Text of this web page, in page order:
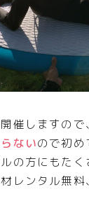
催しますので、
ないので初め
の方にもたく
レンタル無